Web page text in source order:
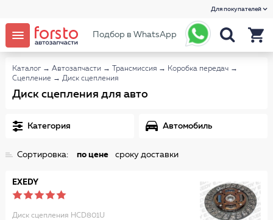
Для покупателей
Подбор в WhatsApp
Каталог → Автозапчасти → Трансмиссия → Коробка передач →
Сцепление → Диск сцепления
Диск сцепления для авто
Категория Автомобиль
Сортировка: по цене сроку доставки
EXEDY
Диск сцепления HCD801U